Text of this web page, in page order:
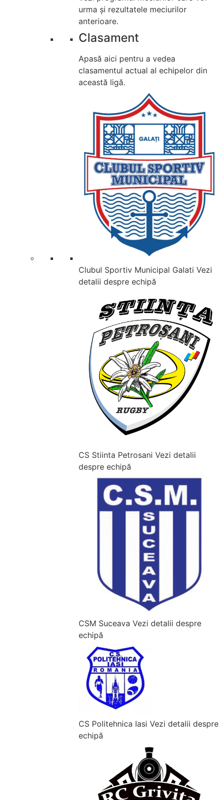
urma și rezultatele meciurilor
anterioare.
Clasament
Apasă aici pentru a vedea
clasamentul actual al echipelor din
această ligă.
Clubul Sportiv Municipal Galati Vezi
detalii despre echipă
CS Stiinta Petrosani Vezi detalii
despre echipă
CSM Suceava Vezi detalii despre
echipă
CS Politehnica Iasi Vezi detalii despre
echipă